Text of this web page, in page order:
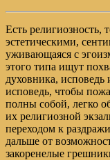
Есть религиозность,
эстетическими,
уживающаяся с
этого типа ищут
духовника, исповедь
исповедь, чтобы
полны собой, легко
их религиозной
переходом к
дальше от
закоренелые